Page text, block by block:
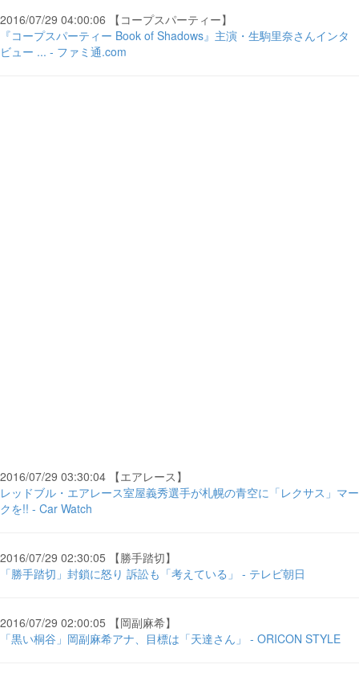
2016/07/29 04:00:06 【コープスパーティー】
『コープスパーティー Book of Shadows』主演・生駒里奈さんインタ
ビュー ... - ファミ通.com
2016/07/29 03:30:04 【エアレース】
レッドブル・エアレース室屋義秀選手が札幌の青空に「レクサス」マー
クを!! - Car Watch
2016/07/29 02:30:05 【勝手踏切】
「勝手踏切」封鎖に怒り 訴訟も「考えている」 - テレビ朝日
2016/07/29 02:00:05 【岡副麻希】
「黒い桐谷」岡副麻希アナ、目標は「天達さん」 - ORICON STYLE